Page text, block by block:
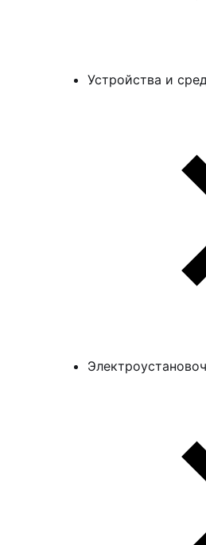
Устройства и